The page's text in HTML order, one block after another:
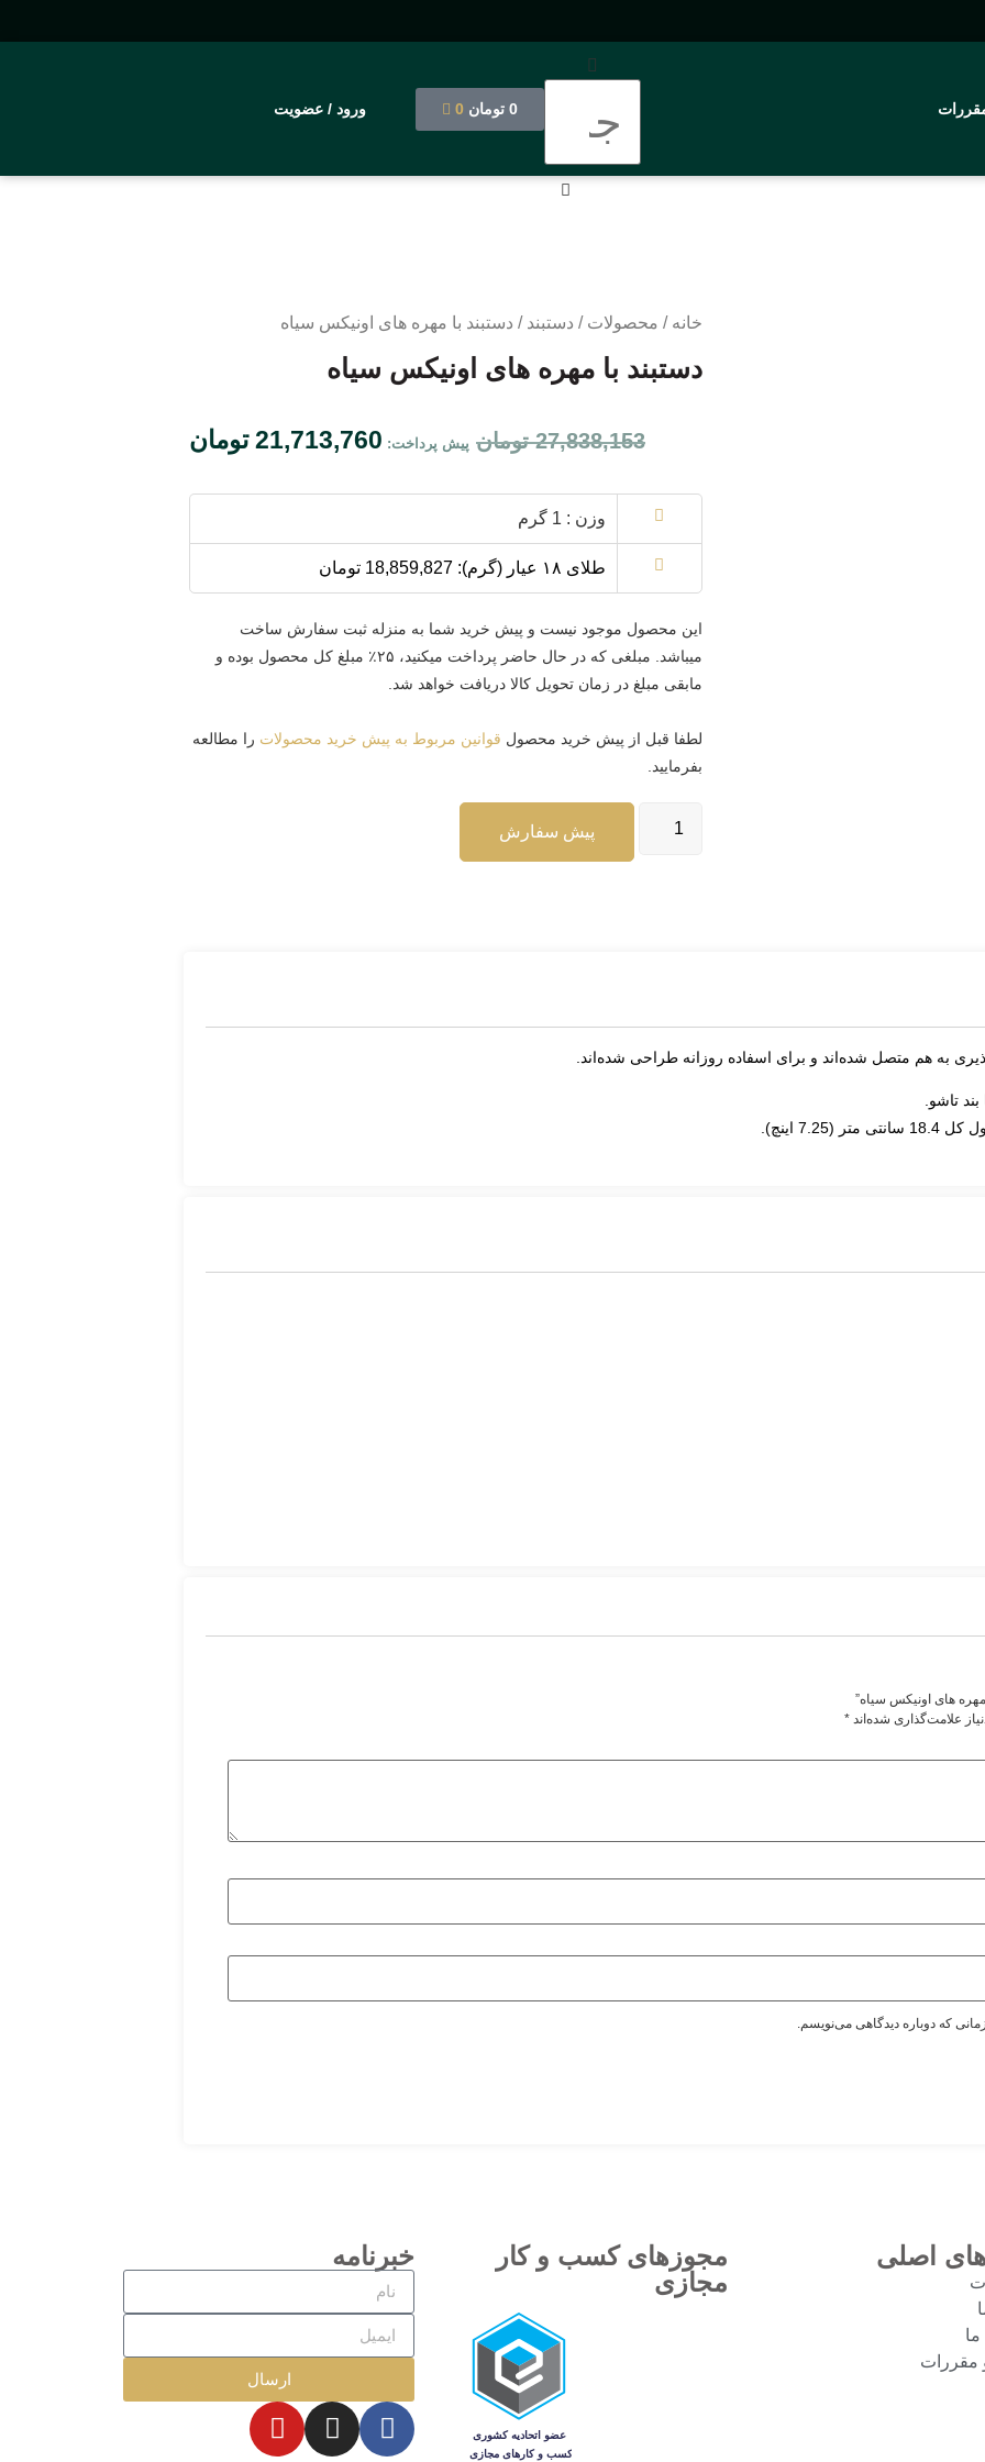
0 تومان 0 ورود / عضویت
خانه / محصولات / دستبند / دستبند با مهره های اونیکس سیاه
دستبند با مهره های اونیکس سیاه
27,838,153 تومان 21,713,760 تومان
وزن :
1 گرم
طلای ۱۸ عیار (گرم): 18,859,827 تومان
این محصول موجود نیست و پیش خرید شما به منزله ثبت سفارش ساخت
میباشد. مبلغی که در حال حاضر پرداخت میکنید، ۲۵٪ مبلغ کل محصول بوده و
مابقی مبلغ در زمان تحویل کالا دریافت خواهد شد.
لطفا قبل از پیش خرید محصول قوانین مربوط به پیش خرید محصولات را مطالعه
بفرمایید.
پیش سفارش
به هم متصل شده‌اند و برای اسفاده روزانه طراحی شده‌اند.
های اونیکس سیاه”
علامت‌گذاری شده‌اند *
که دوباره دیدگاهی می‌نویسم.
اصلی
مقررات
مجوزهای کسب و کار
مجازی
خبرنامه
ارسال